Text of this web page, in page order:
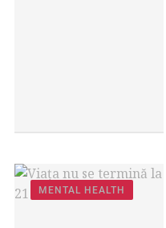
MENTAL HEALTH